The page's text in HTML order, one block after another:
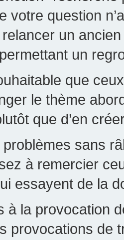
votre question
un
un
que
le thème
que d’en
sans
à remercier
essayent de la
à la provocation
provocations de